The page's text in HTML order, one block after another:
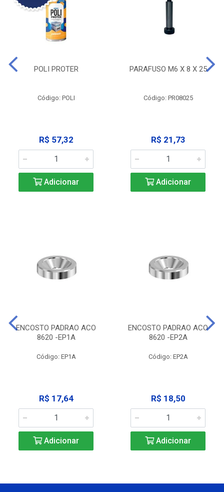
POLI PROTER
Código: POLI
R$ 57,32
Adicionar
PARAFUSO M6 X 8 X 25
Código: PR08025
R$ 21,73
Adicionar
ENCOSTO PADRAO ACO
8620 -EP1A
Código: EP1A
R$ 17,64
Adicionar
ENCOSTO PADRAO ACO
8620 -EP2A
Código: EP2A
R$ 18,50
Adicionar